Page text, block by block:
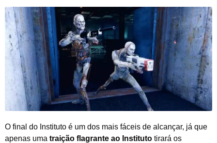
O final do Instituto é um dos mais fáceis de alcançar, já que
apenas uma traição flagrante ao Instituto tirará os